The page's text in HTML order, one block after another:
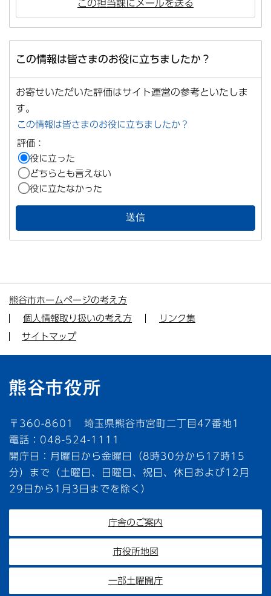
この担当課にメールを送る
この情報は皆さまのお役に立ちましたか？
お寄せいただいた評価はサイト運営の参考といたしま
す。
この情報は皆さまのお役に立ちましたか？
評価：
役に立った
どちらとも言えない
役に立たなかった
熊谷市ホームページの考え方
個人情報取り扱いの考え方
リンク集
サイトマップ
〒360-8601 埼玉県熊谷市宮町二丁目47番地1
電話：048-524-1111
開庁日：月曜日から金曜日（8時30分から17時15
分）まで（土曜日、日曜日、祝日、休日および12月
29日から1月3日までを除く）
庁舎のご案内
市役所地図
一部土曜開庁